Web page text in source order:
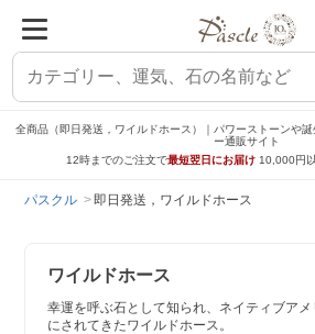
全商品（即日発送，ワイルドホース）｜パワーストーンや
ー通販サイト
12時までのご注文で最短翌日にお届け 10,000円
パスクル 即日発送，ワイルドホース
ワイルドホース
幸運を呼ぶ石として知られ、ネイティブア
にされてきたワイルドホース。